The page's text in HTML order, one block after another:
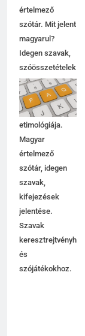
értelmező
szótár. Mit jelent
magyarul?
Idegen szavak,
szóösszetételek
jelentése,
magyarázata,
használata,
etimológiája.
Magyar
értelmező
szótár, idegen
szavak,
kifejezések
jelentése.
Szavak
keresztrejtvényhez
és
szójátékokhoz.